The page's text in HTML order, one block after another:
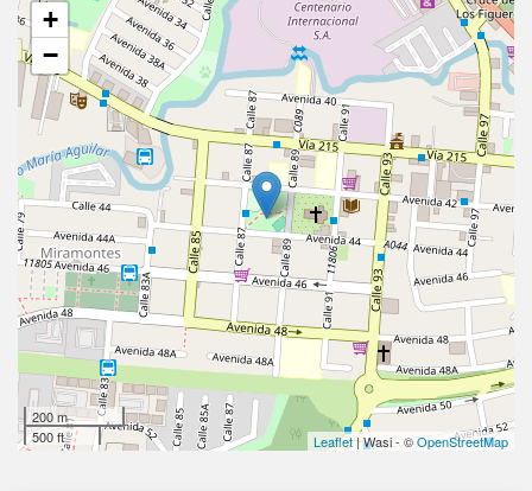
+
−
200 m
500 ft
Leaflet| Wasi - ©OpenStreetMap